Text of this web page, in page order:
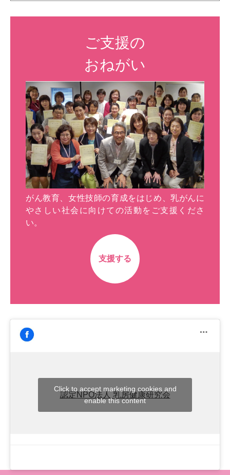
ご支援の
おねがい
がん教育、女性技師の育成をはじめ、乳がんに
やさしい社会に向けての活動をご支援くださ
い。
支援する
認定NPO法人 乳房健康研究会
Click to accept marketing cookies and
enable this content